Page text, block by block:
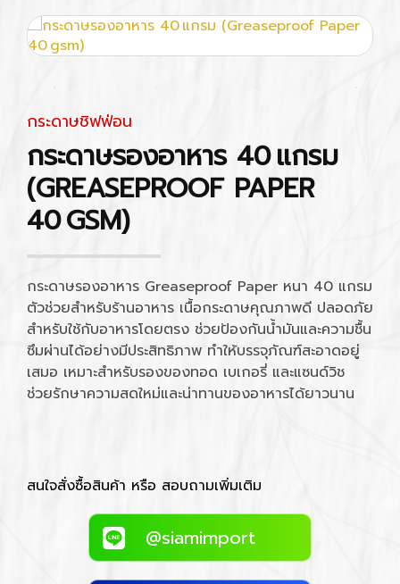
กระดาษชิฟฟ่อน
กระดาษรองอาหาร 40 แกรม
(GREASEPROOF PAPER
40 GSM)
กระดาษรองอาหาร Greaseproof Paper หนา 40 แกรม
ตัวช่วยสำหรับร้านอาหาร เนื้อกระดาษคุณภาพดี ปลอดภัย
สำหรับใช้กับอาหารโดยตรง ช่วยป้องกันน้ำมันและความชื้น
ซึมผ่านได้อย่างมีประสิทธิภาพ ทำให้บรรจุภัณฑ์สะอาดอยู่
เสมอ เหมาะสำหรับรองของทอด เบเกอรี่ และแซนด์วิช
ช่วยรักษาความสดใหม่และน่าทานของอาหารได้ยาวนาน
สนใจสั่งซื้อสินค้า หรือ สอบถามเพิ่มเติม
@siamimport